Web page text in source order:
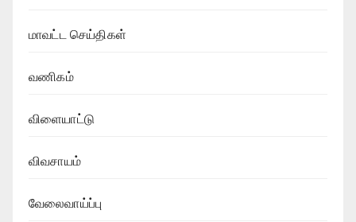
மாவட்ட செய்திகள்
வணிகம்
விளையாட்டு
விவசாயம்
வேலைவாய்ப்பு